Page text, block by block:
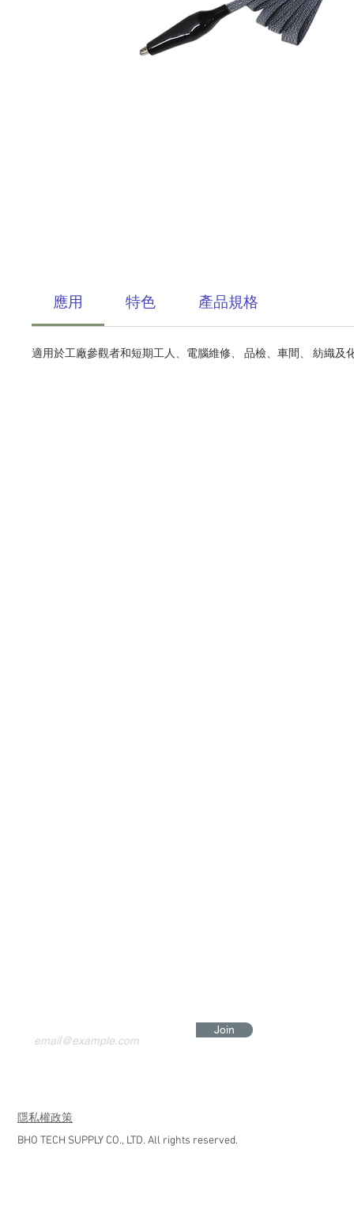
應用 特色 產品規格
適用於工廠參觀者和短期工人、電腦維修、 品檢、車間、 紡織及
Join
​隱私權政策
BHO TECH SUPPLY CO., LTD. All rights reserved.